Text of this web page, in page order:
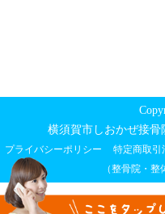
横須賀市しおかぜ接骨
プライバシーポリシー 特定商取引
（整骨院・整